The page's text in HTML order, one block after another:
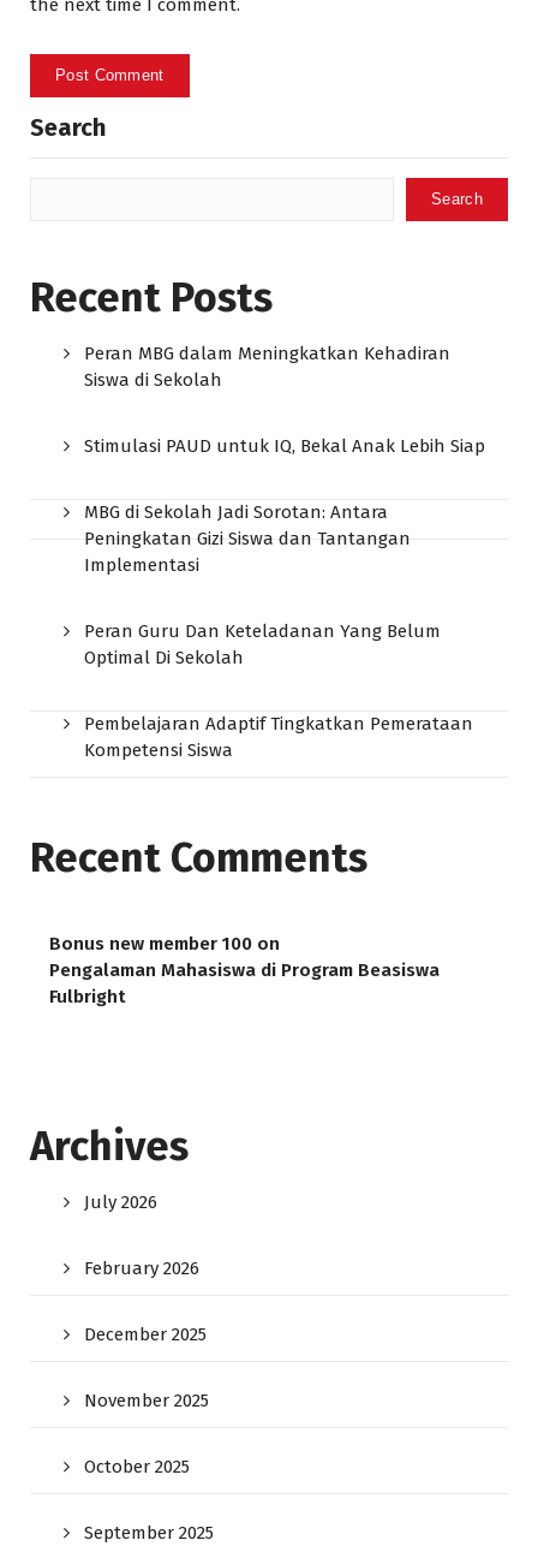
the next time I comment.
Search
Search
Recent Posts
Peran MBG dalam Meningkatkan Kehadiran
Siswa di Sekolah
Stimulasi PAUD untuk IQ, Bekal Anak Lebih Siap
MBG di Sekolah Jadi Sorotan: Antara
Peningkatan Gizi Siswa dan Tantangan
Implementasi
Peran Guru Dan Keteladanan Yang Belum
Optimal Di Sekolah
Pembelajaran Adaptif Tingkatkan Pemerataan
Kompetensi Siswa
Recent Comments
Bonus new member 100 on
Pengalaman Mahasiswa di Program Beasiswa
Fulbright
Archives
July 2026
February 2026
December 2025
November 2025
October 2025
September 2025